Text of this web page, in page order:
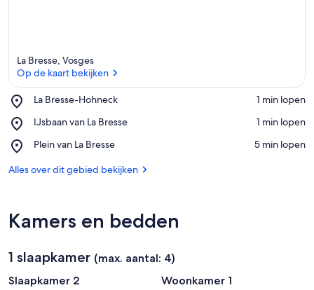
La Bresse, Vosges
Op de kaart bekijken
La Bresse-Hohneck
Place,
Bresse-
‪1 min lopen‬
IJsbaan van La Bresse
Place,
van
Bresse
‪1 min lopen‬
Plein van La Bresse
Place,
van
‪5 min lopen‬
Alles over dit gebied bekijken
Kamers en bedden
1 slaapkamer (max. aantal: 4)
Slaapkamer 2
Woonkamer 1